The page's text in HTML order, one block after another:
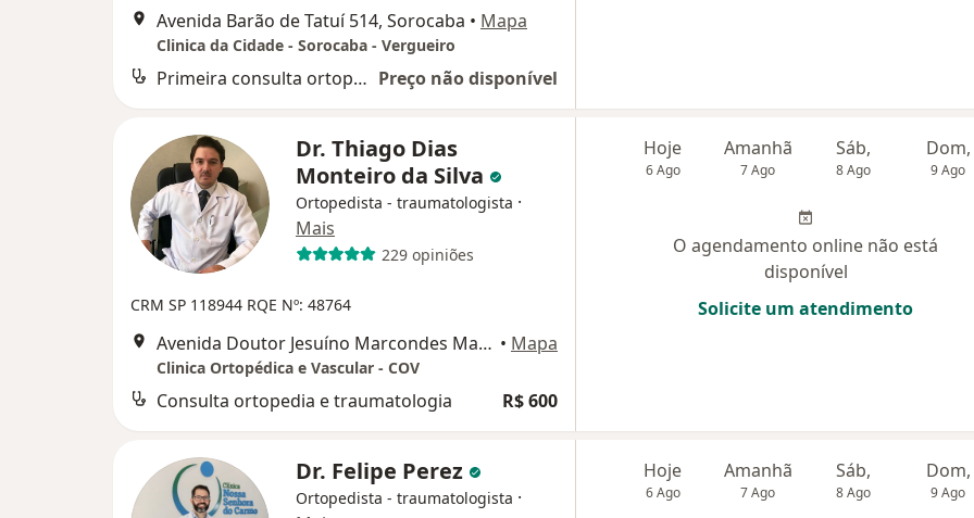
Avenida Barão de Tatuí 514, Sorocaba • Mapa
Clinica da Cidade - Sorocaba - Vergueiro
Primeira consulta ortopedia e traumatologia Preço não disponível
Dr. Thiago Dias
Monteiro da Silva
Ortopedista - traumatologista ·
Mais
229 opiniões
CRM SP 118944 RQE Nº: 48764
Avenida Doutor Jesuíno Marcondes Machado 540, Campinas • Mapa
Clinica Ortopédica e Vascular - COV
Consulta ortopedia e traumatologia R$ 600
Hoje
6 Ago
Amanhã
7 Ago
Sáb,
8 Ago
Dom,
9 Ago
O agendamento online não está
disponível
Solicite um atendimento
Dr. Felipe Perez
Ortopedista - traumatologista ·
Hoje
6 Ago
Amanhã
7 Ago
Sáb,
8 Ago
Dom,
9 Ago